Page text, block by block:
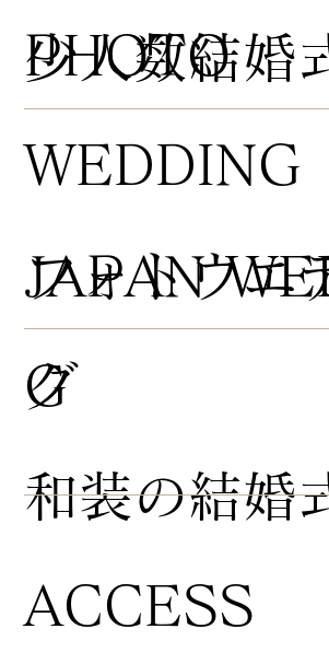
少人数結婚
フォトウエ
グ
PHOTO
WEDDING
和装の結婚
JAPAN
G
ACCESS